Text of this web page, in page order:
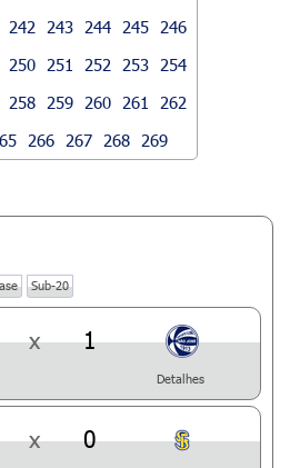
242 243 244 245
246
250 251 252 253
254
258 259 260 261
262
266 267 268 269
Sub-20
x 1
Detalhes
x 0